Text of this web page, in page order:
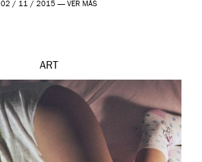
02 / 11 / 2015 — VER MÁS
ART